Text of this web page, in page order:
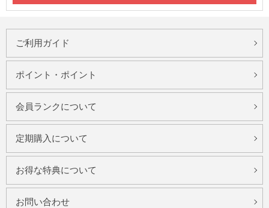
ご利用ガイド
ポイント・ポイント
会員ランクについて
定期購入について
お得な特典について
お問い合わせ